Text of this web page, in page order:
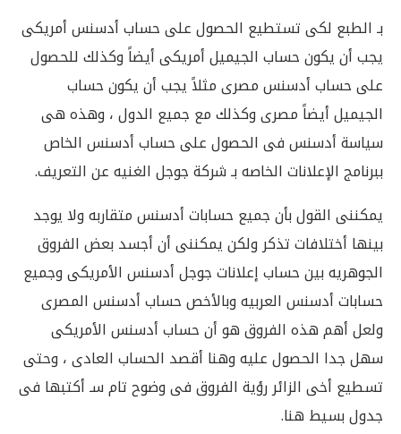
بـ الطبع لكى تستطيع الحصول على حساب أدسنس أمريكى
يجب أن يكون حساب الجيميل أمريكى أيضاً وكذلك للحصول
على حساب أدسنس مصرى مثلاً يجب أن يكون حساب
الجيميل أيضاً مصرى وكذلك مع جميع الدول ، وهذه هى
سياسة أدسنس فى الحصول على حساب أدسنس الخاص
ببرنامج الإعلانات الخاصه بـ شركة جوجل الغنيه عن التعريف.
يمكننى القول بأن جميع حسابات أدسنس متقاربه ولا يوجد
بينها أختلافات تذكر ولكن يمكننى أن أجسد بعض الفروق
الجوهريه بين حساب إعلانات جوجل أدسنس الأمريكى وجميع
حسابات أدسنس العربيه وبالأخص حساب أدسنس المصرى
ولعل أهم هذه الفروق هو أن حساب أدسنس الأمريكى
سهل جدا الحصول عليه وهنا أقصد الحساب العادى ، وحتى
تسطيع أخى الزائر رؤية الفروق فى وضوح تام سـ أكتبها فى
جدول بسيط هنا.